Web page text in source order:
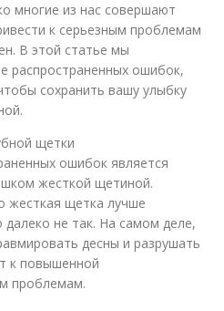
многие из нас совершают
к серьезным проблемам
В этой статье мы
распространенных ошибок,
сохранить вашу улыбку
щетки
ошибок является
жесткой щетиной.
жесткая щетка лучше
не так. На самом деле,
десны и разрушать
к повышенной
проблемам.